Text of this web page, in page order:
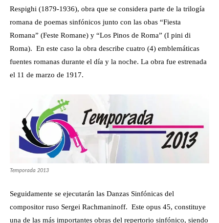
Respighi (1879-1936), obra que se considera parte de la trilogía
romana de poemas sinfónicos junto con las obas “Fiesta
Romana” (Feste Romane) y “Los Pinos de Roma” (I pini di
Roma). En este caso la obra describe cuatro (4) emblemáticas
fuentes romanas durante el día y la noche. La obra fue estrenada
el 11 de marzo de 1917.
Temporada 2013
Seguidamente se ejecutarán las Danzas Sinfónicas del
compositor ruso Sergei Rachmaninoff. Este opus 45, constituye
una de las más importantes obras del repertorio sinfónico, siendo